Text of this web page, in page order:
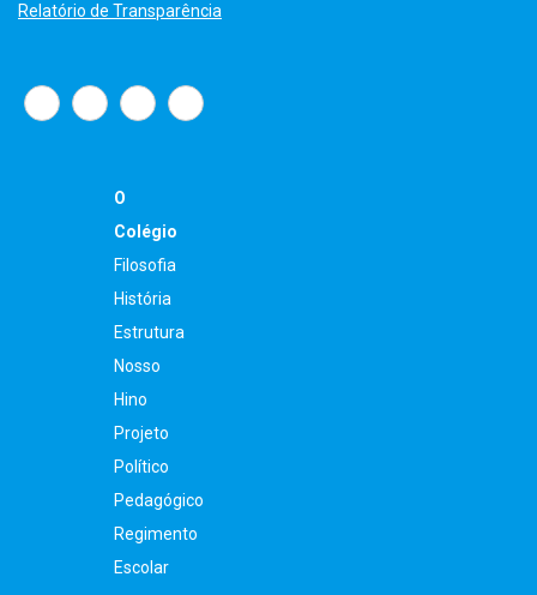
Relatório de Transparência
O
Colégio
Filosofia
História
Estrutura
Nosso
Hino
Projeto
Político
Pedagógico
Regimento
Escolar